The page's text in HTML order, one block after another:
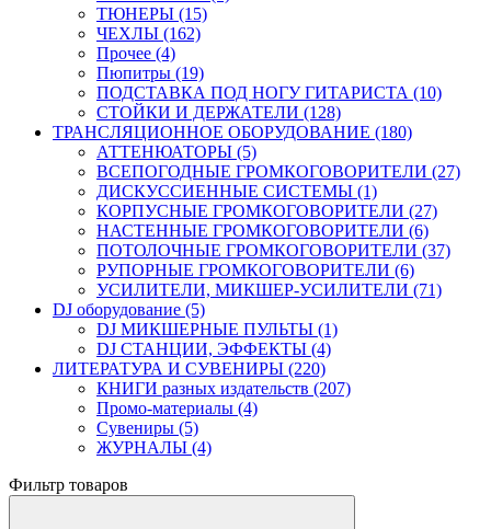
ТЮНЕРЫ (15)
ЧЕХЛЫ (162)
Прочее (4)
Пюпитры (19)
ПОДСТАВКА ПОД НОГУ ГИТАРИСТА (10)
СТОЙКИ И ДЕРЖАТЕЛИ (128)
ТРАНСЛЯЦИОННОЕ ОБОРУДОВАНИЕ (180)
АТТЕНЮАТОРЫ (5)
ВСЕПОГОДНЫЕ ГРОМКОГОВОРИТЕЛИ (27)
ДИСКУССИЕННЫЕ СИСТЕМЫ (1)
КОРПУСНЫЕ ГРОМКОГОВОРИТЕЛИ (27)
НАСТЕННЫЕ ГРОМКОГОВОРИТЕЛИ (6)
ПОТОЛОЧНЫЕ ГРОМКОГОВОРИТЕЛИ (37)
РУПОРНЫЕ ГРОМКОГОВОРИТЕЛИ (6)
УСИЛИТЕЛИ, МИКШЕР-УСИЛИТЕЛИ (71)
DJ оборудование (5)
DJ МИКШЕРНЫЕ ПУЛЬТЫ (1)
DJ СТАНЦИИ, ЭФФЕКТЫ (4)
ЛИТЕРАТУРА И СУВЕНИРЫ (220)
КНИГИ разных издательств (207)
Промо-материалы (4)
Сувениры (5)
ЖУРНАЛЫ (4)
Фильтр товаров